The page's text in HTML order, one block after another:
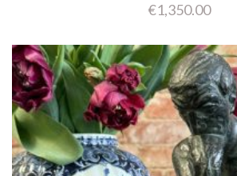
€1,350.00